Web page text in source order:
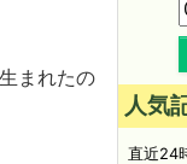
まれたの
人気
直近24